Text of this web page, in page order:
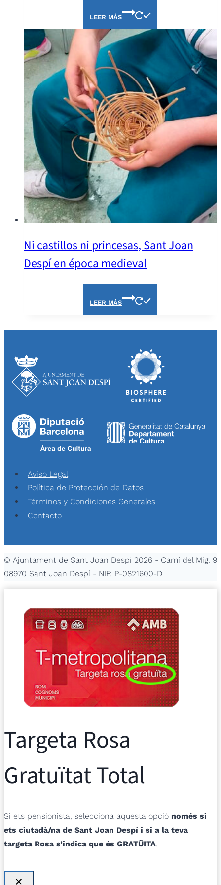
LEER MÁS
Ni castillos ni princesas, Sant Joan
Despí en época medieval
LEER MÁS
Aviso Legal
Política de Protección de Datos
Términos y Condiciones Generales
Contacto
© Ajuntament de Sant Joan Despí 2026 - Camí del Mig, 9
08970 Sant Joan Despí - NIF: P-0821600-D
Targeta Rosa
Gratuïtat Total
Si ets pensionista, selecciona aquesta opció només si
ets ciutadà/na de Sant Joan Despí i si a la teva
targeta Rosa s’indica que és GRATÜITA.